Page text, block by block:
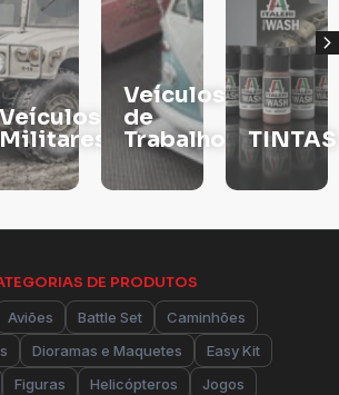
Veículos
Militares
Veículos
de
Trabalho
TINTAS
DE PRODUTOS
Aviões Battle Set
Caminhões
Dioramas e Maquetes
Easy Kit
Figuras Helicópteros
Jogos